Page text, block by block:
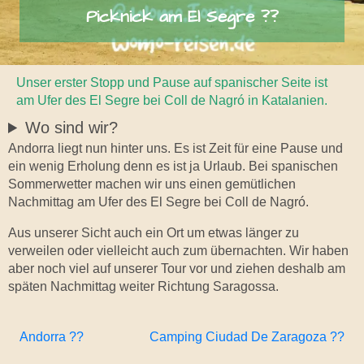
Picknick am El Segre ??
Unser erster Stopp und Pause auf spanischer Seite ist
am Ufer des El Segre bei Coll de Nagró in Katalanien.
Wo sind wir?
Andorra liegt nun hinter uns. Es ist Zeit für eine Pause und
ein wenig Erholung denn es ist ja Urlaub. Bei spanischen
Sommerwetter machen wir uns einen gemütlichen
Nachmittag am Ufer des El Segre bei Coll de Nagró.
Aus unserer Sicht auch ein Ort um etwas länger zu
verweilen oder vielleicht auch zum übernachten. Wir haben
aber noch viel auf unserer Tour vor und ziehen deshalb am
späten Nachmittag weiter Richtung Saragossa.
Andorra ?? Camping Ciudad De Zaragoza ??